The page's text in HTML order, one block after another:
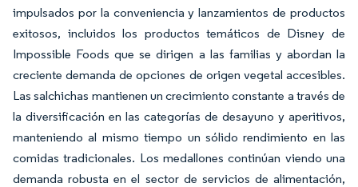
impulsados por la conveniencia y lanzamientos de productos
exitosos, incluidos los productos temáticos de Disney de
Impossible Foods que se dirigen a las familias y abordan la
creciente demanda de opciones de origen vegetal accesibles.
Las salchichas mantienen un crecimiento constante a través de
la diversificación en las categorías de desayuno y aperitivos,
manteniendo al mismo tiempo un sólido rendimiento en las
comidas tradicionales. Los medallones continúan viendo una
demanda robusta en el sector de servicios de alimentación,